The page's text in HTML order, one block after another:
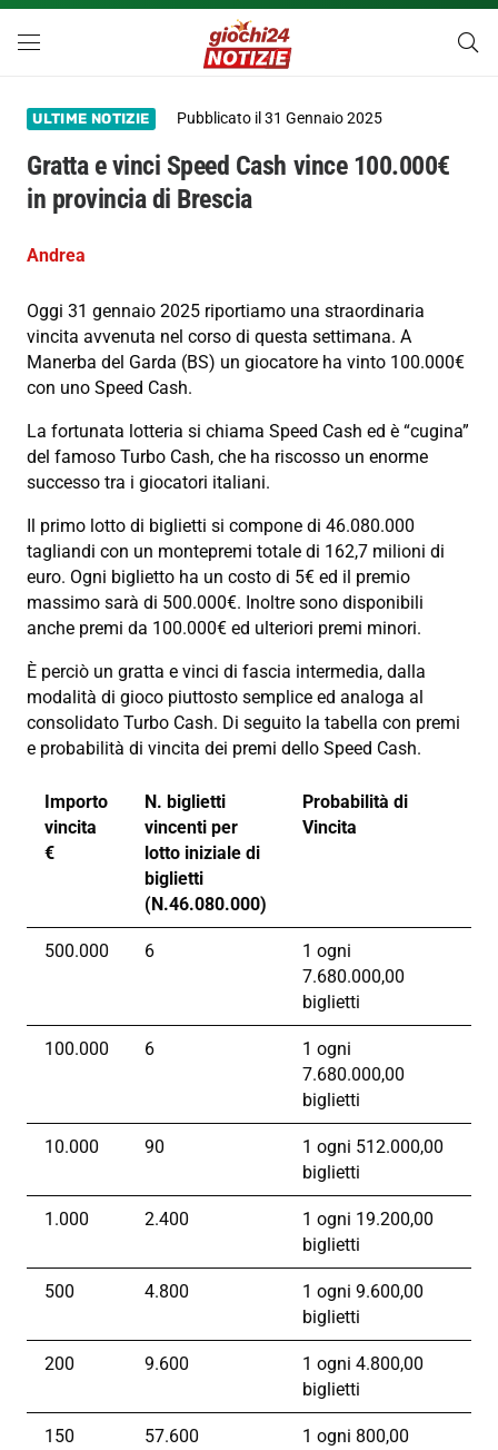
ULTIME NOTIZIE Pubblicato il31 Gennaio 2025
Gratta e vinci Speed Cash vince 100.000€
in provincia di Brescia
Andrea
Oggi 31 gennaio 2025 riportiamo una straordinaria
vincita avvenuta nel corso di questa settimana. A
Manerba del Garda (BS) un giocatore ha vinto 100.000€
con uno Speed Cash.
La fortunata lotteria si chiama Speed Cash ed è “cugina”
del famoso Turbo Cash, che ha riscosso un enorme
successo tra i giocatori italiani.
Il primo lotto di biglietti si compone di 46.080.000
tagliandi con un montepremi totale di 162,7 milioni di
euro. Ogni biglietto ha un costo di 5€ ed il premio
massimo sarà di 500.000€. Inoltre sono disponibili
anche premi da 100.000€ ed ulteriori premi minori.
È perciò un gratta e vinci di fascia intermedia, dalla
modalità di gioco piuttosto semplice ed analoga al
consolidato Turbo Cash. Di seguito la tabella con premi
e probabilità di vincita dei premi dello Speed Cash.
Importo
vincita
€
N. biglietti
vincenti per
lotto iniziale di
biglietti
(N.46.080.000)
Probabilità di
Vincita
500.000 6
1 ogni
7.680.000,00
biglietti
100.000 6
1 ogni
7.680.000,00
biglietti
10.000 90
1 ogni 512.000,00
biglietti
1.000 2.400
1 ogni 19.200,00
biglietti
500 4.800
1 ogni 9.600,00
biglietti
200 9.600
1 ogni 4.800,00
biglietti
150 57.600
1 ogni 800,00